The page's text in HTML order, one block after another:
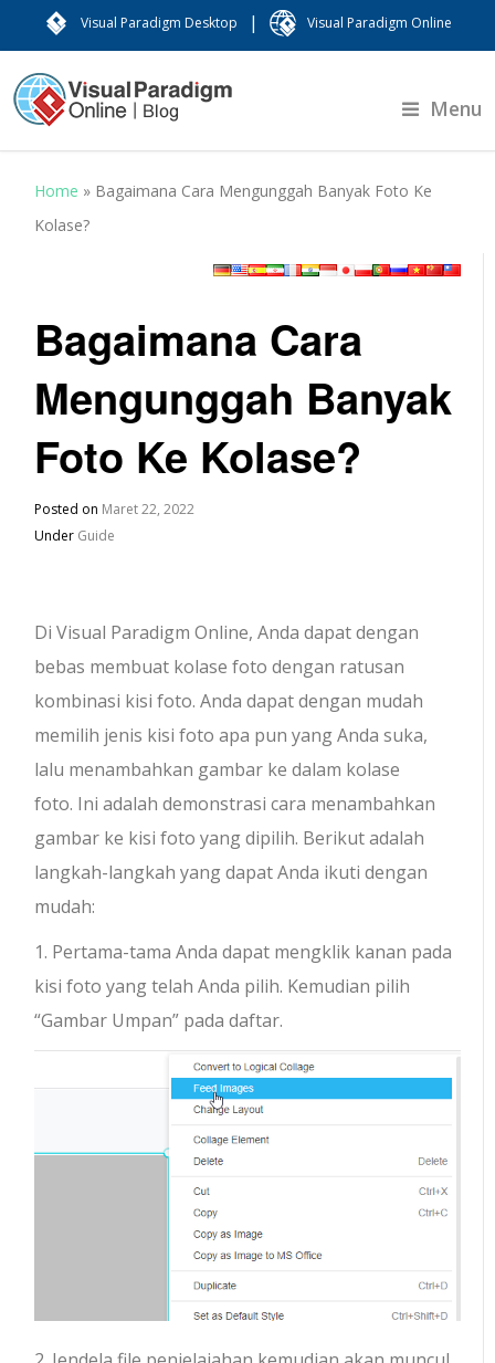
Visual Paradigm Desktop | Visual Paradigm Online
Menu
Home » Bagaimana Cara Mengunggah Banyak Foto Ke
Kolase?
Bagaimana Cara
Mengunggah Banyak
Foto Ke Kolase?
Posted on Maret 22, 2022
Under Guide
Di Visual Paradigm Online, Anda dapat dengan
bebas membuat kolase foto dengan ratusan
kombinasi kisi foto. Anda dapat dengan mudah
memilih jenis kisi foto apa pun yang Anda suka,
lalu menambahkan gambar ke dalam kolase
foto. Ini adalah demonstrasi cara menambahkan
gambar ke kisi foto yang dipilih. Berikut adalah
langkah-langkah yang dapat Anda ikuti dengan
mudah:
1. Pertama-tama Anda dapat mengklik kanan pada
kisi foto yang telah Anda pilih. Kemudian pilih
“Gambar Umpan” pada daftar.